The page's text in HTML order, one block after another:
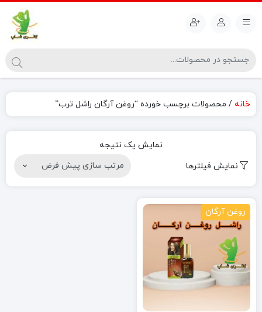
خانه / محصولات برچسب خورده “روغن آرگان راشل ترب”
نمایش یک نتیجه
نمایش فیلترها
روغن آرگان